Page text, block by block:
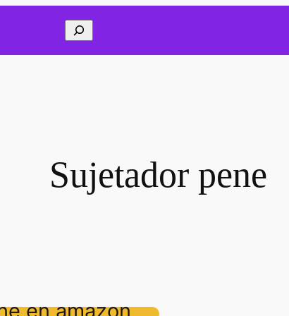
Buscar
Sujetador pene
en amazon